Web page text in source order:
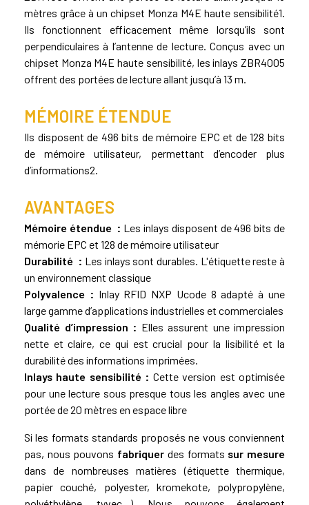
mètres grâce à un chipset Monza M4E haute sensibilité1.
Ils fonctionnent efficacement même lorsqu’ils sont
perpendiculaires à l’antenne de lecture. Conçus avec un
chipset Monza M4E haute sensibilité, les inlays ZBR4005
offrent des portées de lecture allant jusqu’à 13 m.
MÉMOIRE ÉTENDUE
Ils disposent de 496 bits de mémoire EPC et de 128 bits
de mémoire utilisateur, permettant d’encoder plus
d’informations2.
AVANTAGES
Mémoire étendue : Les inlays disposent de 496 bits de
mémorie EPC et 128 de mémoire utilisateur
Durabilité : Les inlays sont durables. L'étiquette reste à
un environnement classique
Polyvalence : Inlay RFID NXP Ucode 8 adapté à une
large gamme d’applications industrielles et commerciales
Qualité d’impression : Elles assurent une impression
nette et claire, ce qui est crucial pour la lisibilité et la
durabilité des informations imprimées.
Inlays haute sensibilité : Cette version est optimisée
pour une lecture sous presque tous les angles avec une
portée de 20 mètres en espace libre
Si les formats standards proposés ne vous conviennent
pas, nous pouvons fabriquer des formats sur mesure
dans de nombreuses matières (étiquette thermique,
papier couché, polyester, kromekote, polypropylène,